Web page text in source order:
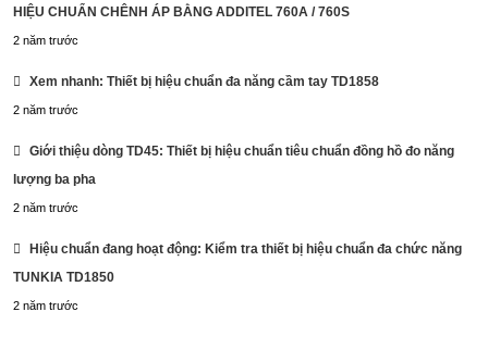
Portable Single Phase Reference Standard Meter MCSP01
HIỆU CHUẨN CHÊNH ÁP BẰNG ADDITEL 760A / 760S
2 năm trước
Xem nhanh: Thiết bị hiệu chuẩn đa năng cầm tay TD1858
2 năm trước
Giới thiệu dòng TD45: Thiết bị hiệu chuẩn tiêu chuẩn đồng hồ đo năng
lượng ba pha
2 năm trước
Hiệu chuẩn đang hoạt động: Kiểm tra thiết bị hiệu chuẩn đa chức năng
TUNKIA TD1850
2 năm trước